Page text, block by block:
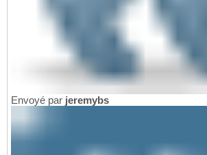
Envoyé par jeremybs